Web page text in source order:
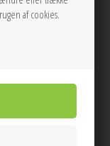
af cookies.